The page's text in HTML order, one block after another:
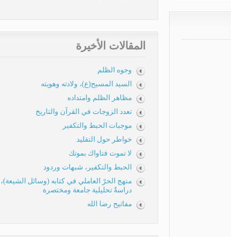
المقالات الأخيرة
وجوه الظلم
السيد المسيح(ع)، ولادته وهويته
مظاهر الظلم وامتداده
تعدد الزوجات في القرآن والتاريخ
موجبات الحبط والتكفير
خواطر حول التقليد
لا تموت فتاواك بموتك
الحبط والتكفير، شبهات وردود
منهج الحرّ العاملي في كتابه (وسائل الشيعة)،
دراسةٌ تحليلية جامعة ومختصرة
مفاتيح رضا الله